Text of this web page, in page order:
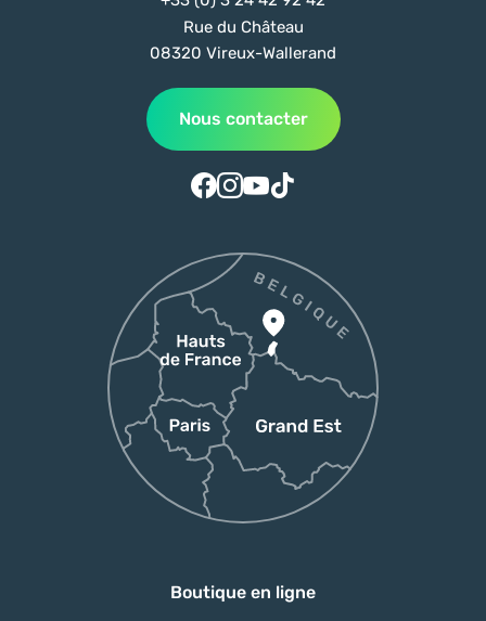
Rue du Château
08320 Vireux-Wallerand
Nous contacter
Suivez-nous sur Facebook
Suivez-nous sur Instagram
Suivez-nous sur Youtube
Suivez-nous sur Tiktok
Boutique en ligne